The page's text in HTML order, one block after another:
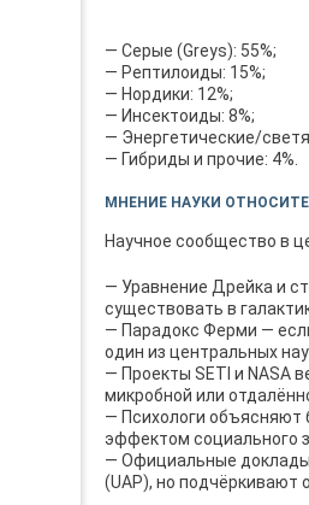
— Серые (Greys): 55%;
— Рептилоиды: 15%;
— Нордики: 12%;
— Инсектоиды: 8%;
— Энергетические/
— Гибриды и прочие: 4%.
МНЕНИЕ НАУКИ
Научное сообщество в
— Уравнение Дрейка и
существовать в
— Парадокс Ферми —
один из центральных
— Проекты SETI и NASA
микробной или
— Психологи объясняют
эффектом социального
— Официальные доклады
(UAP), но подчёркивают